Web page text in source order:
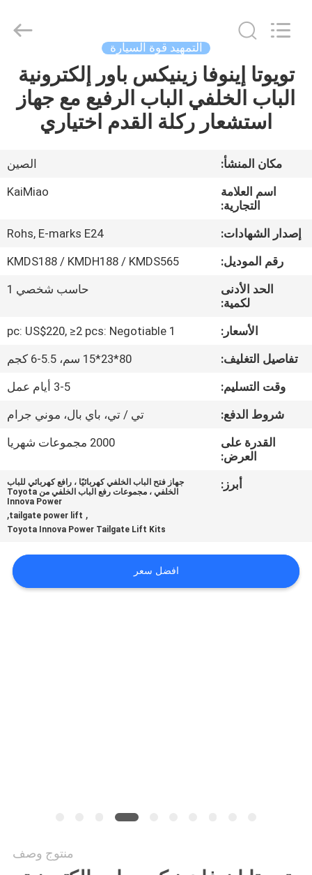
منزل،
بيت
معلومات
جولة
مراقبة
الجودة
اتصل
اقتباس
خريطة
Technology
Reserved.
التمهيد قوة السيارة
تويوتا إينوفا زينيكس باور إلكترونية
الباب الخلفي الباب الرفيع مع جهاز
استشعار ركلة القدم اختياري
مكان المنشأ:
الصين
اسم العلامة
التجارية:
KaiMiao
إصدار الشهادات:
Rohs, E-marks E24
رقم الموديل:
KMDS188 / KMDH188 / KMDS565
الحد الأدنى
لكمية:
حاسب شخصي 1
الأسعار:
1 pc: US$220, ≥2 pcs: Negotiable
تفاصيل التغليف:
80*23*15 سم، 5.5-6 كجم
وقت التسليم:
3-5 أيام عمل
شروط الدفع:
تي / تي، باي بال، موني جرام
القدرة على
العرض:
2000 مجموعات شهريا
أبرز:
جهاز فتح الباب الخلفي كهربائيًا ، رافع كهربائي للباب
الخلفي ، مجموعات رفع الباب الخلفي من Toyota
Innova Power
,
tailgate power lift
,
Toyota Innova Power Tailgate Lift Kits
افضل سعر
منتوج وصف